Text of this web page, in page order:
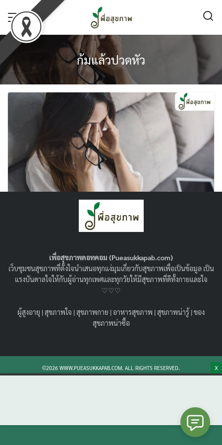
content
for:
Search
ก้มแล้วปวดหัว
ปวดหัวเวลาก้ม สาเหตุเกิดจากอะไร ? รักษา
และดูแลอย่างไรให้หายปวด ?
ทำไมก้มแล้วปวดหัว การปวดนั้นจะบ่งบอกถึงอาการที่ร้าย
แรงหรือไม่ บางคนอาจมีความกังวลเรื่องนี้ มาดูสาเหตุกันว่า
ปวดหัวเวลาก้ม เกิดจากอะไรบ้าง
เพื่อสุขภาพดอทคอม (Pueasukkapab.com)
เว็บชุมชนสุขภาพที่ตั้งใจนำเสนอทุกแง่มุมเกี่ยวกับสุขภาพเพื่อเป็นข้อมูล เป็น
แรงบันดาลใจให้กับผู้อ่านทุกเพศและทุกวัยให้มีสุขภาพที่ดีทั้งกายและใจ
♡♡♡
ผู้สูงอายุ |สุขภาพใจ |สุขภาพกาย |อาหารสุขภาพ |สุขภาพน่ารู้ |ของ
สุขภาพน่าซื้อ
©2026 WWW.PUEASUKKAPAB.COM. ALL RIGHTS RESERVED. X